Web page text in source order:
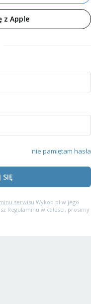
z Apple
nie pamiętam hasła
SIĘ
serwisu Wykop.pl w jego
Regulaminu w całości, prosimy